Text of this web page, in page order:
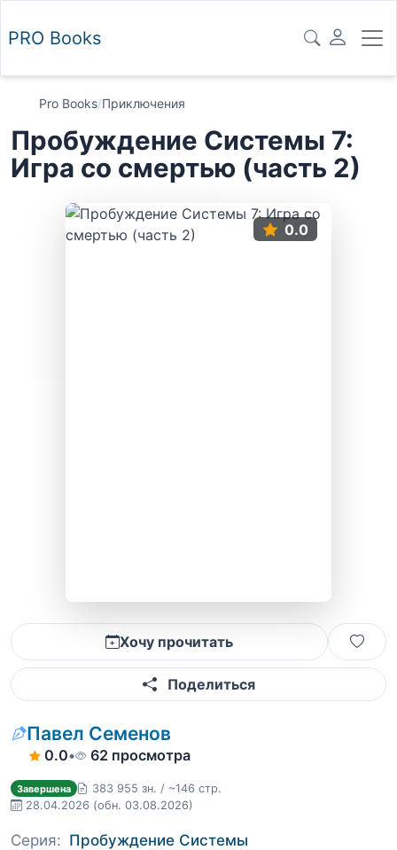
PRO Books
Pro Books/Приключения
Пробуждение Системы 7:
Игра со смертью (часть 2)
0.0
Хочу прочитать
Поделиться
Павел Семенов
0.0• 62 просмотра
Завершена
383 955 зн. / ~146 стр.
28.04.2026 (обн. 03.08.2026)
Серия: Пробуждение Системы